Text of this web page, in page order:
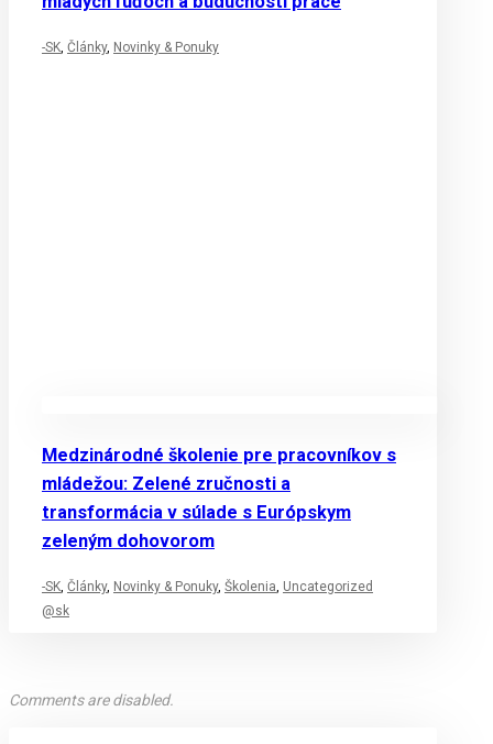
-SK, Články, Novinky & Ponuky
Medzinárodné školenie pre pracovníkov s
mládežou: Zelené zručnosti a
transformácia v súlade s Európskym
zeleným dohovorom
-SK, Články, Novinky & Ponuky, Školenia, Uncategorized
@sk
Comments are disabled.